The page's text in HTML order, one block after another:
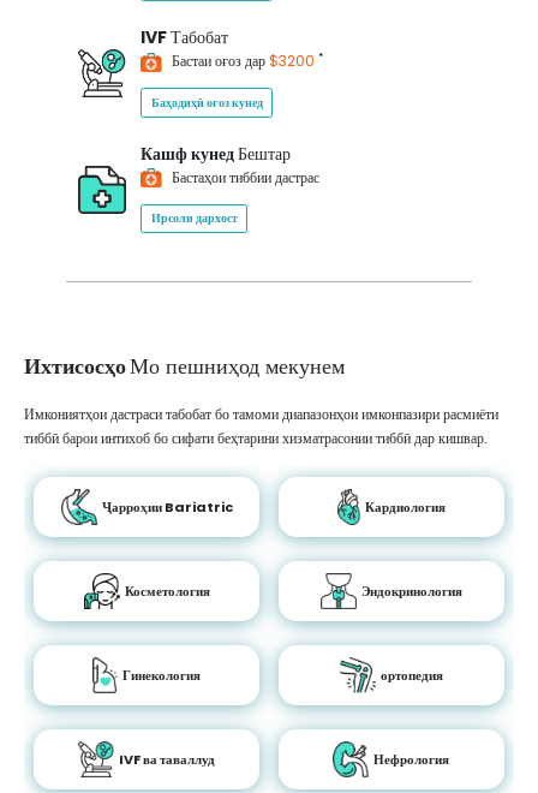
IVFТабобат
Бастаи оғоз дар$3200 *
Баҳодиҳӣ оғоз кунед
Кашф кунедБештар
Бастаҳои тиббии дастрас
Ирсоли дархост
ИхтисосҳоМо пешниҳод мекунем
Имкониятҳои дастраси табобат бо тамоми диапазонҳои имконпазири расмиёти
тиббӣ барои интихоб бо сифати беҳтарини хизматрасонии тиббӣ дар кишвар.
Ҷарроҳии Bariatric Кардиология
Косметология Эндокринология
Гинекология ортопедия
IVF ва таваллуд Нефрология